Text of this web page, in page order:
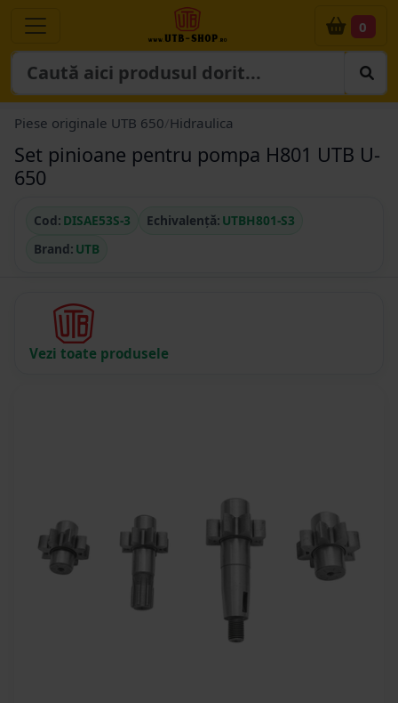
0
Piese originale UTB 650 Hidraulica
Set pinioane pentru pompa H801 UTB U-
650
Cod: DISAE53S-3 Echivalență: UTBH801-S3
Brand: UTB
Vezi toate produsele